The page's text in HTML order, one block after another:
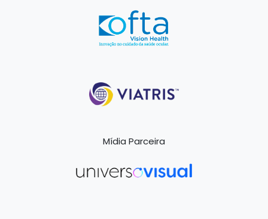
Mídia Parceira